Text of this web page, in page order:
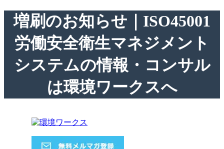
増刷のお知らせ｜ISO45001
労働安全衛生マネジメント
システムの情報・コンサル
は環境ワークスへ